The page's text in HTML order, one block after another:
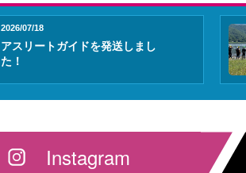
2026/07/18
アスリートガイドを発送しまし
た！
Instagram